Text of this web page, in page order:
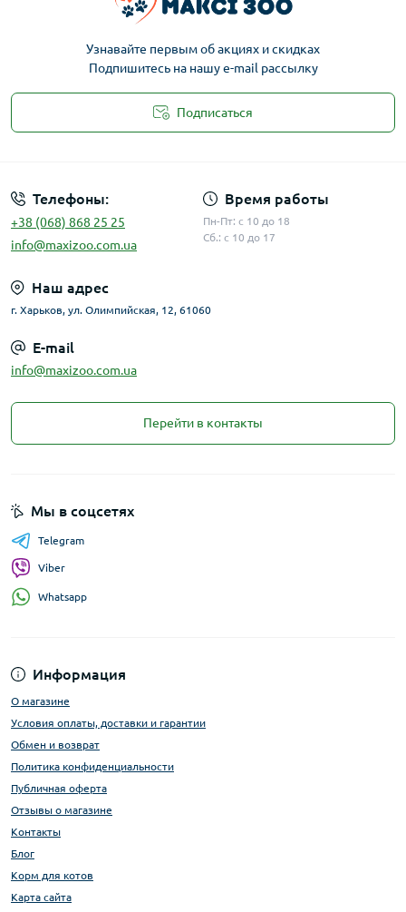
Узнавайте первым об акциях и скидках
Подпишитесь на нашу e-mail рассылку
Подписаться
Телефоны:
+38 (068) 868 25 25
info@maxizoo.com.ua
Время работы
Пн-Пт: с 10 до 18
Сб.: с 10 до 17
Наш адрес
г. Харьков, ул. Олимпийская, 12, 61060
E-mail
info@maxizoo.com.ua
Перейти в контакты
Информация
О магазине
Условия оплаты, доставки и гарантии
Обмен и возврат
Политика конфиденциальности
Публичная оферта
Отзывы о магазине
Контакты
Блог
Корм для котов
Карта сайта
Мы в соцсетях
Telegram
Viber
Whatsapp